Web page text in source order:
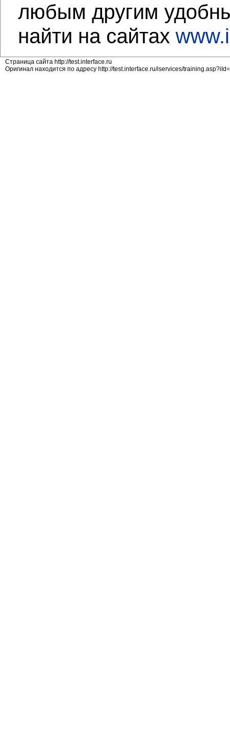
любым другим
найти на сайтах
Страница сайта http://test.interface.ru
Оригинал находится по адресу http://test.interface.ru/iservices/